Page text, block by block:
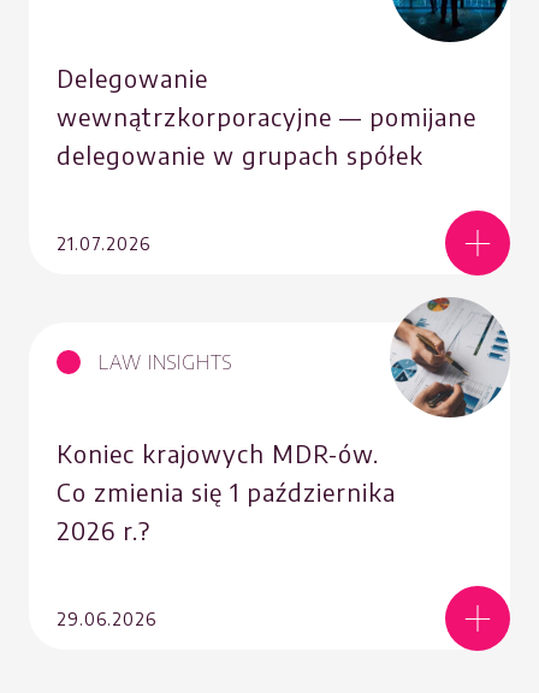
Delegowanie
wewnątrzkorporacyjne — pomijane
delegowanie w grupach spółek
21.07.2026
LAW INSIGHTS
Koniec krajowych MDR-ów.
Co zmienia się 1 października
2026 r.?
29.06.2026